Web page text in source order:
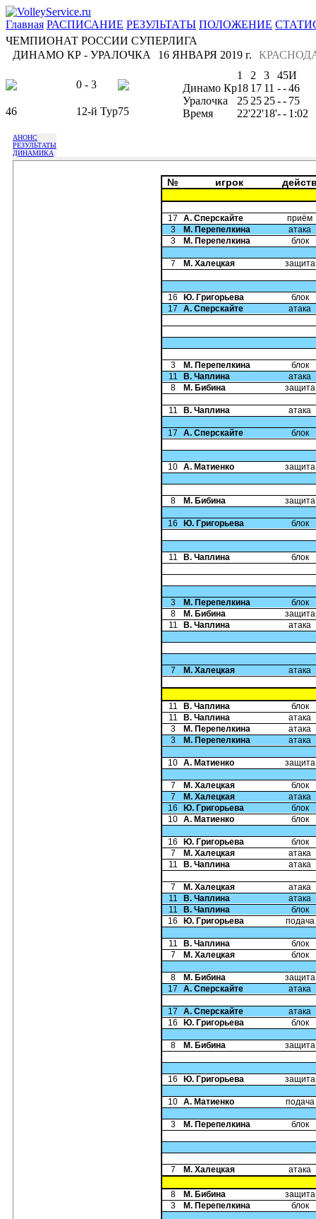
Главная РАСПИСАНИЕ РЕЗУЛЬТАТЫ ПОЛОЖЕНИЕ
ЧЕМПИОНАТ РОССИИ СУПЕРЛИГА
ДИНАМО КР - УРАЛОЧКА
16 ЯНВАРЯ 2019 г.
0 - 3
46 12-й Тур75
1 2 3 45И
Динамо Кр18 17 11 --46
Уралочка
25 25 25-- 75
Время
22'22'18'-- 1:02
АНОНС
РЕЗУЛЬТАТЫ
ДИНАМИКА
№ игрок
17 А. Сперскайте
приём
3
М. Перепелкина
атака
3
М. Перепелкина блок
7 М. Халецкая защита
16 Ю. Григорьева
блок
17
А. Сперскайте атака
3 М. Перепелкина
блок
11
В. Чаплина
атака
8
М. Бибина защита
11 В. Чаплина атака
17 А. Сперскайте блок
10 А. Матиенко защита
8 М. Бибина защита
16 Ю. Григорьева блок
11 В. Чаплина блок
3 М. Перепелкина
блок
8
М. Бибина
защита
11
В. Чаплина атака
7 М. Халецкая атака
11 В. Чаплина
блок
11
В. Чаплина
атака
3
М. Перепелкина
атака
3
М. Перепелкина атака
10 А. Матиенко защита
7 М. Халецкая
блок
7
М. Халецкая
атака
16
Ю. Григорьева
блок
10 А. Матиенко блок
16 Ю. Григорьева
блок
7
М. Халецкая
атака
11
В. Чаплина атака
7 М. Халецкая
атака
11
В. Чаплина
атака
11
В. Чаплина
блок
16
Ю. Григорьева подача
11 В. Чаплина
блок
7
М. Халецкая блок
8 М. Бибина
защита
17
А. Сперскайте атака
17 А. Сперскайте
атака
16
Ю. Григорьева блок
8 М. Бибина защита
16 Ю. Григорьева защита
10 А. Матиенко подача
3 М. Перепелкина блок
7 М. Халецкая атака
8 М. Бибина
защита
3
М. Перепелкина блок